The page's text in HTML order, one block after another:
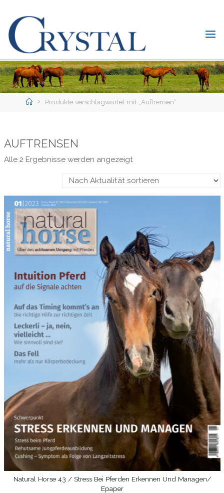
content
Crystal
Verlag
DER
ONLINE-
SHOP
HomeProdukte verschlagwortet mit „Auftrensen“
AUFTRENSEN
Alle 2 Ergebnisse werden angezeigtNach
sortiert
IN DEN WARENKORB
Natural Horse 43 / Stress Bei Pferden Erkennen Und Managen/
Epaper